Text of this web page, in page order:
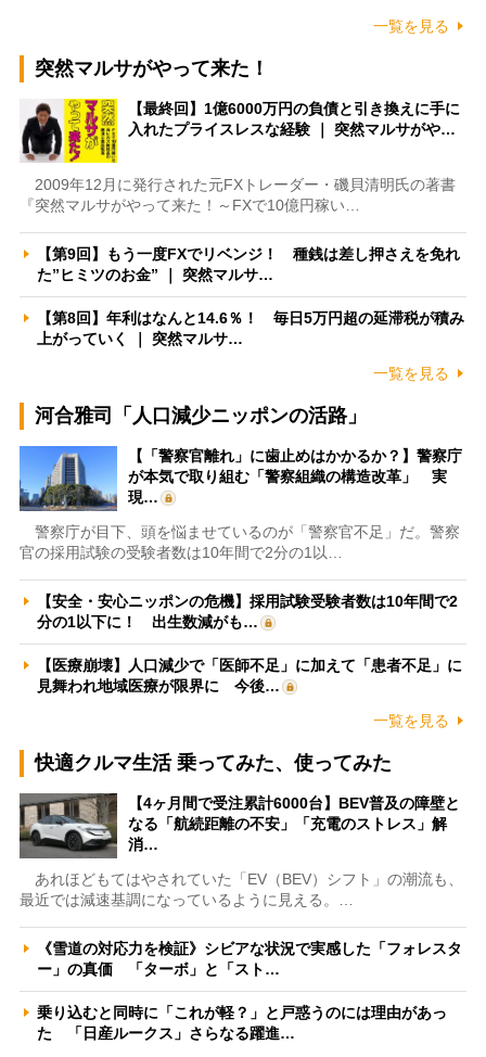
一覧を見る
突然マルサがやって来た！
【最終回】1億6000万円の負債と引き換えに手に
入れたプライスレスな経験 ｜ 突然マルサがや…
2009年12月に発行された元FXトレーダー・磯貝清明氏の著書
『突然マルサがやって来た！～FXで10億円稼い…
【第9回】もう一度FXでリベンジ！ 種銭は差し押さえを免れ
た”ヒミツのお金” ｜ 突然マルサ…
【第8回】年利はなんと14.6％！ 毎日5万円超の延滞税が積み
上がっていく ｜ 突然マルサ…
一覧を見る
河合雅司「人口減少ニッポンの活路」
【「警察官離れ」に歯止めはかかるか？】警察庁
が本気で取り組む「警察組織の構造改革」 実
現…
警察庁が目下、頭を悩ませているのが「警察官不足」だ。警察
官の採用試験の受験者数は10年間で2分の1以…
【安全・安心ニッポンの危機】採用試験受験者数は10年間で2
分の1以下に！ 出生数減がも…
【医療崩壊】人口減少で「医師不足」に加えて「患者不足」に
見舞われ地域医療が限界に 今後…
一覧を見る
快適クルマ生活 乗ってみた、使ってみた
【4ヶ月間で受注累計6000台】BEV普及の障壁と
なる「航続距離の不安」「充電のストレス」解
消…
あれほどもてはやされていた「EV（BEV）シフト」の潮流も、
最近では減速基調になっているように見える。…
《雪道の対応力を検証》シビアな状況で実感した「フォレスタ
ー」の真価 「ターボ」と「スト…
乗り込むと同時に「これが軽？」と戸惑うのには理由があっ
た 「日産ルークス」さらなる躍進…